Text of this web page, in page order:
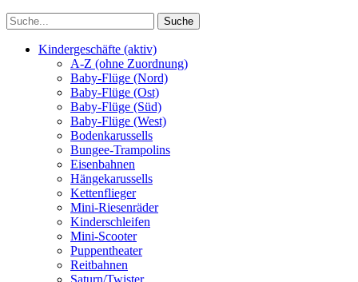
Kindergeschäfte (aktiv)
A-Z (ohne Zuordnung)
Baby-Flüge (Nord)
Baby-Flüge (Ost)
Baby-Flüge (Süd)
Baby-Flüge (West)
Bodenkarussells
Bungee-Trampolins
Eisenbahnen
Hängekarussells
Kettenflieger
Mini-Riesenräder
Kinderschleifen
Mini-Scooter
Puppentheater
Reitbahnen
Saturn/Twister